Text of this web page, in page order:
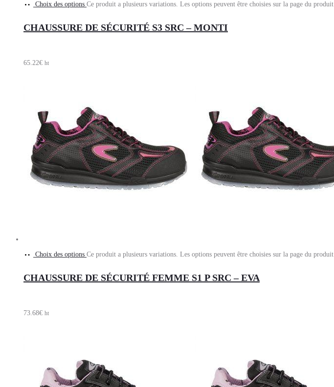
Choix des options Ce produit a plusieurs variations. Les options peuvent être choisies sur la page du produit
CHAUSSURE DE SÉCURITÉ S3 SRC – MONTI
65.22€ ht
Choix des options Ce produit a plusieurs variations. Les options peuvent être choisies sur la page du produit
CHAUSSURE DE SÉCURITÉ FEMME S1 P SRC – EVA
73.68€ ht